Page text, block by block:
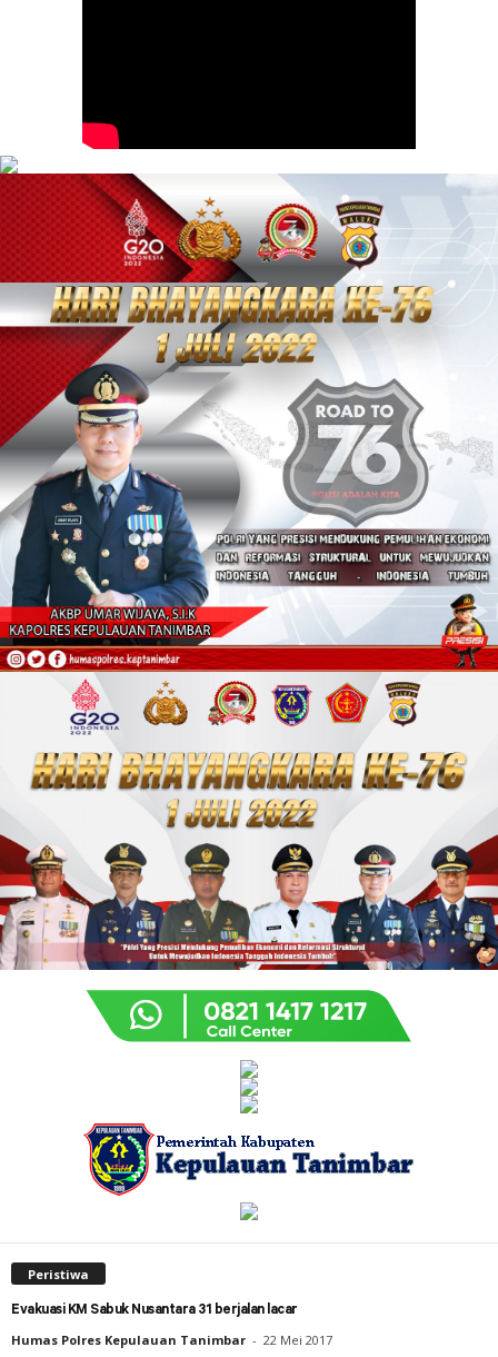
Peristiwa
Evakuasi KM Sabuk Nusantara 31 berjalan lacar
Humas Polres Kepulauan Tanimbar - 22 Mei 2017